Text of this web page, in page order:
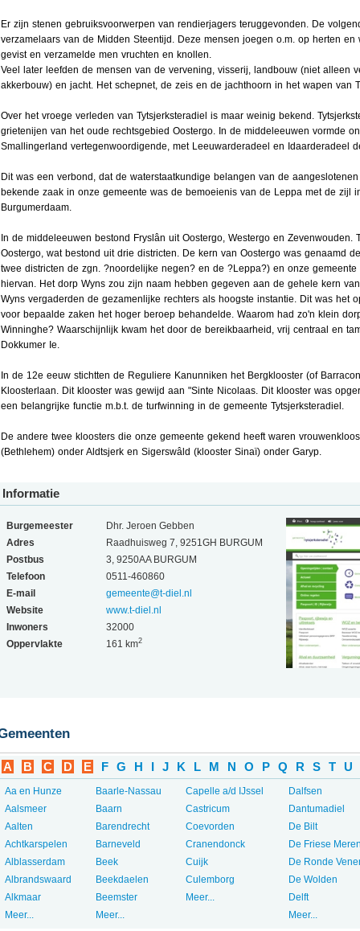
Er zijn stenen gebruiksvoorwerpen van rendierjagers teruggevonden. De
verzamelaars van de Midden Steentijd. Deze mensen joegen o.m. op herten en
gevist en verzamelde men vruchten en knollen.
Veel later leefden de mensen van de vervening, visserij, landbouw (niet alleen
akkerbouw) en jacht. Het schepnet, de zeis en de jachthoorn in het wapen van
Over het vroege verleden van Tytsjerksteradiel is maar weinig bekend.
grietenijen van het oude rechtsgebied Oostergo. In de middeleeuwen vormde
Smallingerland vertegenwoordigende, met Leeuwarderadeel en Idaarderadeel
Dit was een verbond, dat de waterstaatkundige belangen van de
bekende zaak in onze gemeente was de bemoeienis van de Leppa met de zijl
Burgumerdaam.
In de middeleeuwen bestond Fryslân uit Oostergo, Westergo en Zevenwouden.
Oostergo, wat bestond uit drie districten. De kern van Oostergo was genaamd
twee districten de zgn. ?noordelijke negen? en de ?Leppa?) en onze
hiervan. Het dorp Wyns zou zijn naam hebben gegeven aan de gehele kern
Wyns vergaderden de gezamenlijke rechters als hoogste instantie. Dit was het
voor bepaalde zaken het hoger beroep behandelde. Waarom had zo'n klein
Winninghe? Waarschijnlijk kwam het door de bereikbaarheid, vrij centraal en
Dokkumer Ie.
In de 12e eeuw stichtten de Reguliere Kanunniken het Bergklooster (of
Kloosterlaan. Dit klooster was gewijd aan "Sinte Nicolaas. Dit klooster was
een belangrijke functie m.b.t. de turfwinning in de gemeente Tytsjerksteradiel.
De andere twee kloosters die onze gemeente gekend heeft waren
(Bethlehem) onder Aldtsjerk en Sigerswâld (klooster Sinaï) onder Garyp.
Informatie
Burgemeester
Dhr. Jeroen Gebben
Adres
Raadhuisweg 7, 9251GH BURGUM
Postbus
3, 9250AA BURGUM
Telefoon
0511-460860
E-mail
gemeente@t-diel.nl
Website
www.t-diel.nl
Inwoners
32000
Oppervlakte
161 km2
A B C D E F G H I J K L M N O P Q R S T U
Aa en Hunze
Aalsmeer
Aalten
Achtkarspelen
Alblasserdam
Albrandswaard
Alkmaar
Meer...
Baarle-Nassau
Baarn
Barendrecht
Barneveld
Beek
Beekdaelen
Beemster
Meer...
Capelle a/d IJssel
Castricum
Coevorden
Cranendonck
Cuijk
Culemborg
Meer...
Dalfsen
Dantumadiel
De Bilt
De Friese
De Ronde
De Wolden
Delft
Meer...